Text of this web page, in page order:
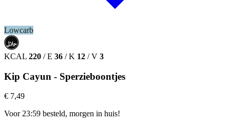
Lowcarb
حلال
HALAL
KCAL 220 / E 36 / K 12 / V 3
Kip Cayun - Sperzieboontjes
€ 7,49
Voor 23:59 besteld, morgen in huis!